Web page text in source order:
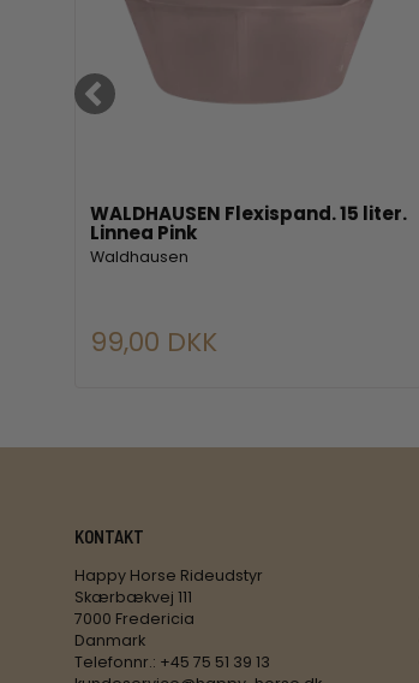
WALDHAUSEN Flexispand. 15 liter.
Linnea Pink
Waldhausen
99,00 DKK
KONTAKT
Happy Horse Rideudstyr
Skærbækvej 111
7000 Fredericia
Danmark
Telefonnr.: +45 75 51 39 13